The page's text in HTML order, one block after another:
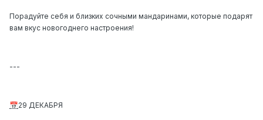
Порадуйте себя и близких сочными мандаринами, которые подарят
вам вкус новогоднего настроения!
---
📅29 ДЕКАБРЯ